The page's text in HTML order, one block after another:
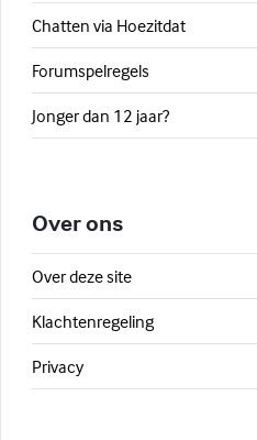
Chatten via Hoezitdat
Forumspelregels
Jonger dan 12 jaar?
Over ons
Over deze site
Klachtenregeling
Privacy